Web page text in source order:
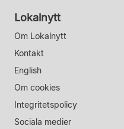
Lokalnytt
Om Lokalnytt
Kontakt
English
Om cookies
Integritetspolicy
Sociala medier